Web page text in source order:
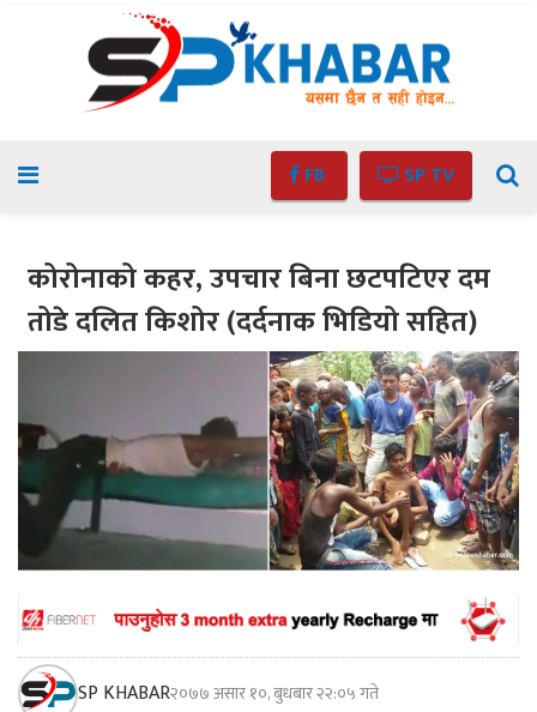
FB SP TV
कोरोनाको कहर, उपचार बिना छटपटिएर दम
तोडे दलित किशोर (दर्दनाक भिडियो सहित)
SP KHABAR२०७७ असार १०, बुधबार २२:०५ गते